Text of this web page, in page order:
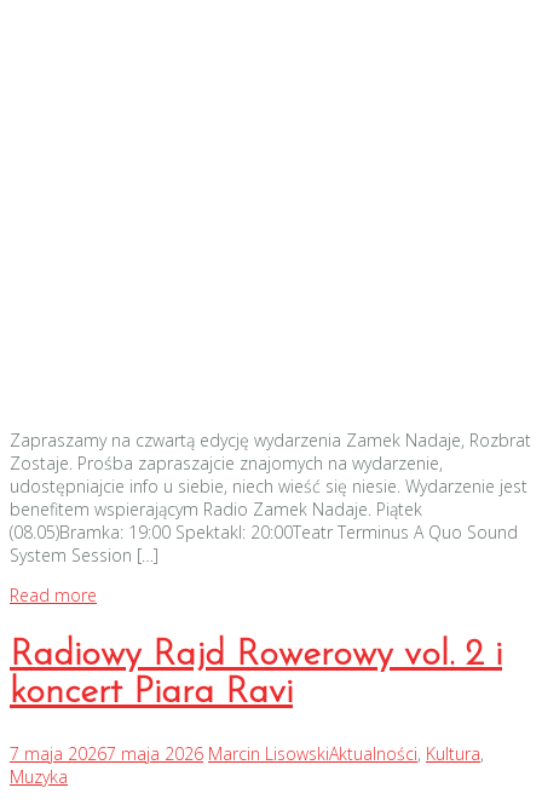
Zapraszamy na czwartą edycję wydarzenia Zamek Nadaje, Rozbrat
Zostaje. Prośba zapraszajcie znajomych na wydarzenie,
udostępniajcie info u siebie, niech wieść się niesie. Wydarzenie jest
benefitem wspierającym Radio Zamek Nadaje. Piątek
(08.05)Bramka: 19:00 Spektakl: 20:00Teatr Terminus A Quo Sound
System Session […]
Read more
Radiowy Rajd Rowerowy vol. 2 i
koncert Piara Ravi
7 maja 20267 maja 2026 Marcin LisowskiAktualności, Kultura,
Muzyka